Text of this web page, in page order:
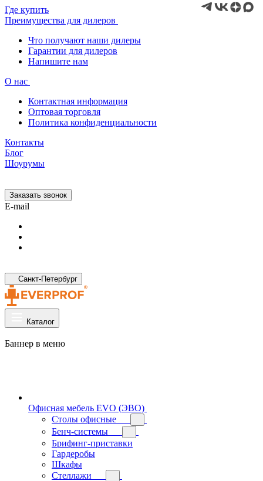
Где купить
Преимущества для дилеров
Что получают наши дилеры
Гарантии для дилеров
Напишите нам
О нас
Контактная информация
Оптовая торговля
Политика конфиденциальности
Контакты
Блог
Шоурумы
Заказать звонок
E-mail
Санкт-Петербург
Каталог
Баннер в меню
Офисная мебель EVO (ЭВО)
Cтолы офисные
Бенч-системы
Брифинг-приставки
Гардеробы
Шкафы
Стеллажи